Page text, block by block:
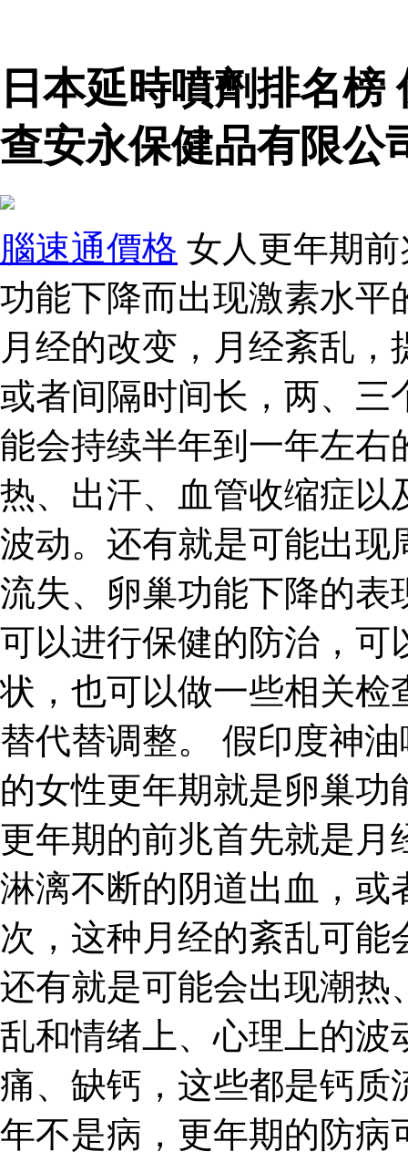
日本延時噴劑排名
查安永保健品有限公
腦速通價格 女人更年期
功能下降而出现激素水平
月经的改变，月经紊乱
或者间隔时间长，两、三
能会持续半年到一年左右
热、出汗、血管收缩症以
波动。还有就是可能出现
流失、卵巢功能下降的表
可以进行保健的防治，可
状，也可以做一些相关检
替代替调整。 假印度神
的女性更年期就是卵巢
更年期的前兆首先就是月
淋漓不断的阴道出血，或
次，这种月经的紊乱可
还有就是可能会出现潮热
乱和情绪上、心理上的波
痛、缺钙，这些都是钙质
年不是病，更年期的防病